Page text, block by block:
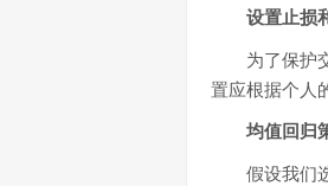
设置止损
为了保护
置应根据个人
均值回归
假设我们